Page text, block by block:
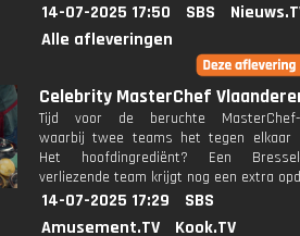
14-07-2025 17:50 SBS
Alle afleveringen
Celebrity MasterChef
Tijd voor de beruchte MasterChef-
waarbij twee teams het tegen elkaar
Het hoofdingrediënt? Een
verliezende team krijgt nog een extra
14-07-2025 17:29
SBS
Amusement.TV
Kook.TV